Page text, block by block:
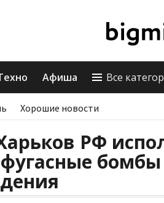
Афиша Все
Хорошие новости
РФ
бомбы